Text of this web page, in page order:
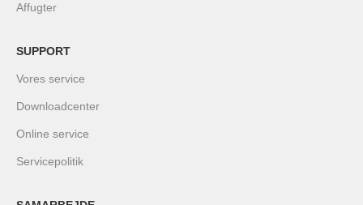
Affugter
SUPPORT
Vores service
Downloadcenter
Online service
Servicepolitik